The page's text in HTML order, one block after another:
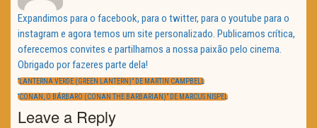
Expandimos para o facebook, para o twitter, para o youtube para o
instagram e agora temos um site personalizado. Publicamos crítica,
oferecemos convites e partilhamos a nossa paixão pelo cinema.
Obrigado por fazeres parte dela!
Navegação
de
artigos
PREVIOUS
“LANTERNA VERDE (GREEN LANTERN)” DE MARTIN CAMPBELL
NEXT
“CONAN, O BÁRBARO (CONAN THE BARBARIAN)” DE MARCUS NISPEL
Leave a Reply